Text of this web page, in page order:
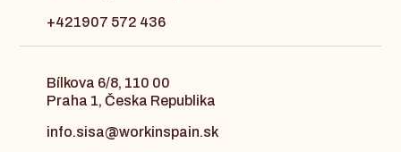
+421907 572 436
Bílkova 6/8, 110 00
Praha 1, Česka Republika
info.sisa@workinspain.sk